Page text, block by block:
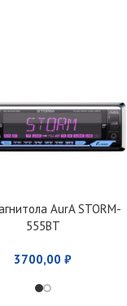
AurA STORM-
555BT
3700,00₽